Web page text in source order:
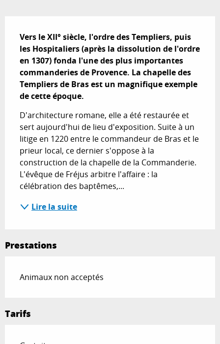
Vers le XII° siècle, l'ordre des Templiers, puis
les Hospitaliers (après la dissolution de l'ordre
en 1307) fonda l'une des plus importantes
commanderies de Provence. La chapelle des
Templiers de Bras est un magnifique exemple
de cette époque.
D'architecture romane, elle a été restaurée et
sert aujourd'hui de lieu d'exposition. Suite à un
litige en 1220 entre le commandeur de Bras et le
prieur local, ce dernier s'oppose à la
construction de la chapelle de la Commanderie.
L'évêque de Fréjus arbitre l'affaire : la
célébration des baptêmes,...
Lire la suite
Prestations
Animaux non acceptés
Tarifs